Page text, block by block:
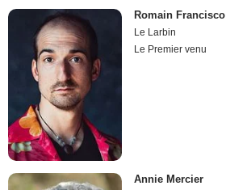
Romain Francisco
Le Larbin
Le Premier venu
Annie Mercier